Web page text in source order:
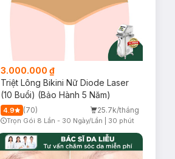
3.000.000 ₫
Triệt Lông Bikini Nữ Diode Laser
(10 Buổi) (Bảo Hành 5 Năm)
4.9 (70) 25.7k/tháng
Trọn Gói 8 Lần - 30 Ngày/Lần 30 phút